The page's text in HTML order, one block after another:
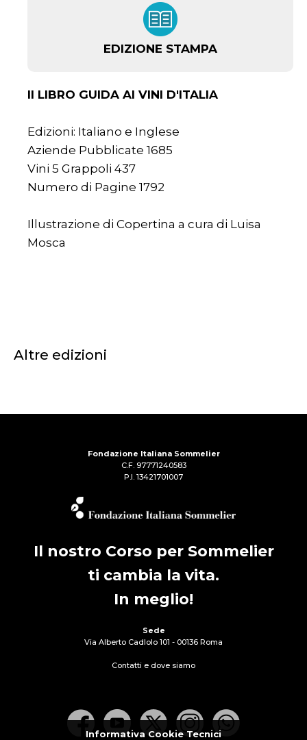
EDIZIONE STAMPA
Il LIBRO GUIDA AI VINI D'ITALIA
Edizioni: Italiano e Inglese
Aziende Pubblicate 1685
Vini 5 Grappoli 437
Numero di Pagine 1792
Illustrazione di Copertina a cura di Luisa
Mosca
Altre edizioni
Fondazione Italiana Sommelier
C.F. 97771240583
P.I. 13421701007
Il nostro Corso per Sommelier
ti cambia la vita.
In meglio!
Sede
Via Alberto Cadlolo 101 - 00136 Roma
Contatti e dove siamo
Informativa Cookie Tecnici